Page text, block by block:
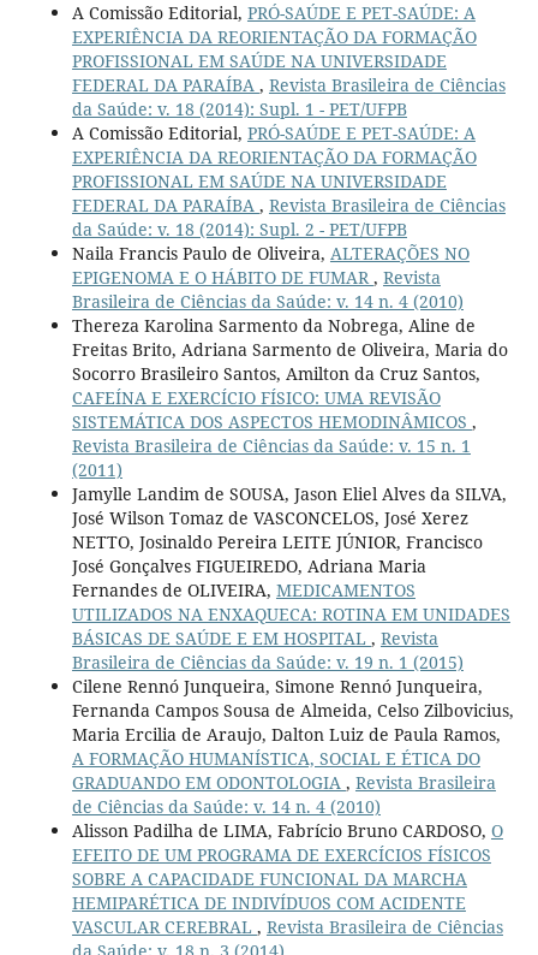
A Comissão Editorial, PRÓ-SAÚDE E PET-SAÚDE: A
EXPERIÊNCIA DA REORIENTAÇÃO DA FORMAÇÃO
PROFISSIONAL EM SAÚDE NA UNIVERSIDADE
FEDERAL DA PARAÍBA , Revista Brasileira de Ciências
da Saúde: v. 18 (2014): Supl. 1 - PET/UFPB
A Comissão Editorial, PRÓ-SAÚDE E PET-SAÚDE: A
EXPERIÊNCIA DA REORIENTAÇÃO DA FORMAÇÃO
PROFISSIONAL EM SAÚDE NA UNIVERSIDADE
FEDERAL DA PARAÍBA , Revista Brasileira de Ciências
da Saúde: v. 18 (2014): Supl. 2 - PET/UFPB
Naila Francis Paulo de Oliveira, ALTERAÇÕES NO
EPIGENOMA E O HÁBITO DE FUMAR, Revista
Brasileira de Ciências da Saúde: v. 14 n. 4 (2010)
Thereza Karolina Sarmento da Nobrega, Aline de
Freitas Brito, Adriana Sarmento de Oliveira, Maria do
Socorro Brasileiro Santos, Amilton da Cruz Santos,
CAFEÍNA E EXERCÍCIO FÍSICO: UMA REVISÃO
SISTEMÁTICA DOS ASPECTOS HEMODINÂMICOS ,
Revista Brasileira de Ciências da Saúde: v. 15 n. 1
(2011)
Jamylle Landim de SOUSA, Jason Eliel Alves da SILVA,
José Wilson Tomaz de VASCONCELOS, José Xerez
NETTO, Josinaldo Pereira LEITE JÚNIOR, Francisco
José Gonçalves FIGUEIREDO, Adriana Maria
Fernandes de OLIVEIRA, MEDICAMENTOS
UTILIZADOS NA ENXAQUECA: ROTINA EM UNIDADES
BÁSICAS DE SAÚDE E EM HOSPITAL , Revista
Brasileira de Ciências da Saúde: v. 19 n. 1 (2015)
Cilene Rennó Junqueira, Simone Rennó Junqueira,
Fernanda Campos Sousa de Almeida, Celso Zilbovicius,
Maria Ercilia de Araujo, Dalton Luiz de Paula Ramos,
A FORMAÇÃO HUMANÍSTICA, SOCIAL E ÉTICA DO
GRADUANDO EM ODONTOLOGIA , Revista Brasileira
de Ciências da Saúde: v. 14 n. 4 (2010)
Alisson Padilha de LIMA, Fabrício Bruno CARDOSO, O
EFEITO DE UM PROGRAMA DE EXERCÍCIOS FÍSICOS
SOBRE A CAPACIDADE FUNCIONAL DA MARCHA
HEMIPARÉTICA DE INDIVÍDUOS COM ACIDENTE
VASCULAR CEREBRAL , Revista Brasileira de Ciências